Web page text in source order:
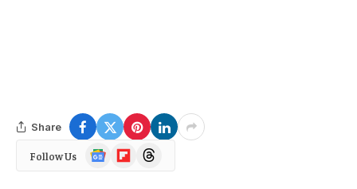
Share
Follow Us
Google
News
FlipboardThreads